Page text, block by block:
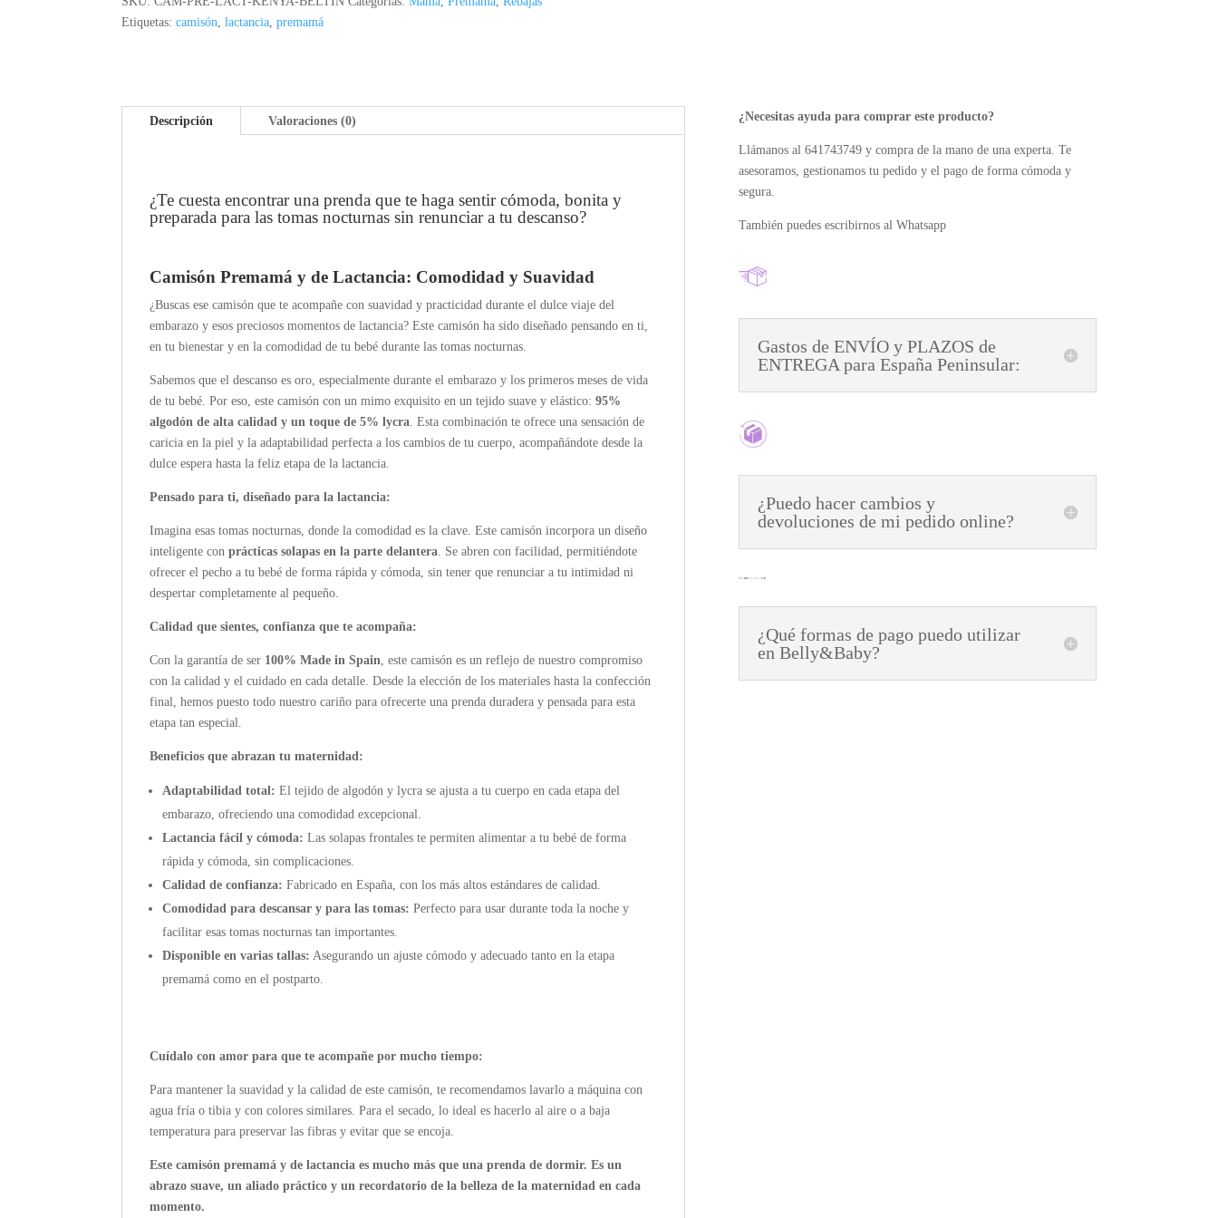
Etiquetas:camisón,lactancia,premamá
B
Descripción Valoraciones (0)
¿Te cuesta encontrar una prenda que te haga sentir cómoda, bonita y
preparada para las tomas nocturnas sin renunciar a tu descanso?
Camisón Premamá y de Lactancia: Comodidad y Suavidad
¿Buscas ese camisón que te acompañe con suavidad y practicidad durante el dulce viaje del
embarazo y esos preciosos momentos de lactancia? Este camisón ha sido diseñado pensando en ti,
en tu bienestar y en la comodidad de tu bebé durante las tomas nocturnas.
Sabemos que el descanso es oro, especialmente durante el embarazo y los primeros meses de vida
de tu bebé. Por eso, este camisón con un mimo exquisito en un tejido suave y elástico:95%
algodón de alta calidad y un toque de 5% lycra . Esta combinación te ofrece una sensación de
caricia en la piel y la adaptabilidad perfecta a los cambios de tu cuerpo, acompañándote desde la
dulce espera hasta la feliz etapa de la lactancia.
Pensado para ti, diseñado para la lactancia:
Imagina esas tomas nocturnas, donde la comodidad es la clave. Este camisón incorpora un diseño
inteligente conprácticas solapas en la parte delantera . Se abren con facilidad, permitiéndote
ofrecer el pecho a tu bebé de forma rápida y cómoda, sin tener que renunciar a tu intimidad ni
despertar completamente al pequeño.
Calidad que sientes, confianza que te acompaña:
Con la garantía de ser 100% Made in Spain , este camisón es un reflejo de nuestro compromiso
con la calidad y el cuidado en cada detalle. Desde la elección de los materiales hasta la confección
final, hemos puesto todo nuestro cariño para ofrecerte una prenda duradera y pensada para esta
etapa tan especial.
Beneficios que abrazan tu maternidad:
Adaptabilidad total: El tejido de algodón y lycra se ajusta a tu cuerpo en cada etapa del
embarazo, ofreciendo una comodidad excepcional.
Lactancia fácil y cómoda: Las solapas frontales te permiten alimentar a tu bebé de forma
rápida y cómoda, sin complicaciones.
Calidad de confianza: Fabricado en España, con los más altos estándares de calidad.
Comodidad para descansar y para las tomas: Perfecto para usar durante toda la noche y
facilitar esas tomas nocturnas tan importantes.
Disponible en varias tallas: Asegurando un ajuste cómodo y adecuado tanto en la etapa
premamá como en el postparto.
Cuídalo con amor para que te acompañe por mucho tiempo:
Para mantener la suavidad y la calidad de este camisón, te recomendamos lavarlo a máquina con
agua fría o tibia y con colores similares. Para el secado, lo ideal es hacerlo al aire o a baja
temperatura para preservar las fibras y evitar que se encoja.
Este camisón premamá y de lactancia es mucho más que una prenda de dormir. Es un
abrazo suave, un aliado práctico y un recordatorio de la belleza de la maternidad en cada
momento.
¿Necesitas ayuda para comprar este producto?
Llámanos al 641743749 y compra de la mano de una experta. Te
asesoramos, gestionamos tu pedido y el pago de forma cómoda y
segura.
También puedes escribirnos al Whatsapp
Gastos de ENVÍO y PLAZOS de
ENTREGA para España Peninsular:
¿Puedo hacer cambios y
devoluciones de mi pedido online?
¿Qué formas de pago puedo utilizar
en Belly&Baby?